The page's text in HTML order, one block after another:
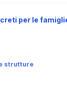
per le
strutture